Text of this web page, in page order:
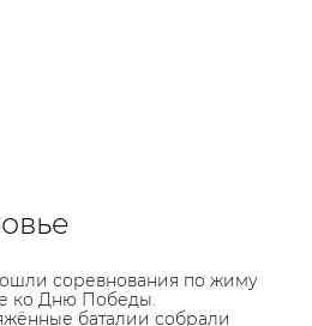
соревнования по жиму
ко Дню Победы.
баталии собрали